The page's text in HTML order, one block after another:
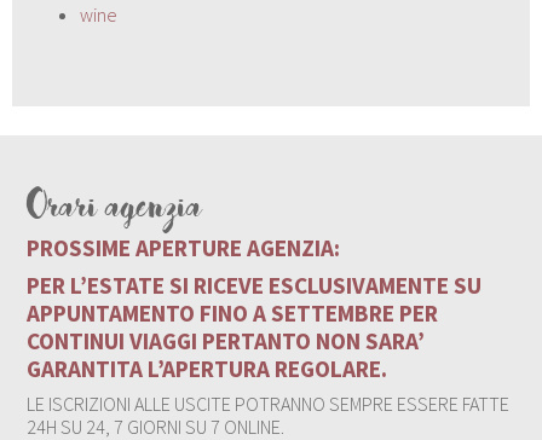
wine
Orari agenzia
PROSSIME APERTURE AGENZIA:
PER L’ESTATE SI RICEVE ESCLUSIVAMENTE SU
APPUNTAMENTO FINO A SETTEMBRE PER
CONTINUI VIAGGI PERTANTO NON SARA’
GARANTITA L’APERTURA REGOLARE.
LE ISCRIZIONI ALLE USCITE POTRANNO SEMPRE ESSERE FATTE
24H SU 24, 7 GIORNI SU 7 ONLINE.